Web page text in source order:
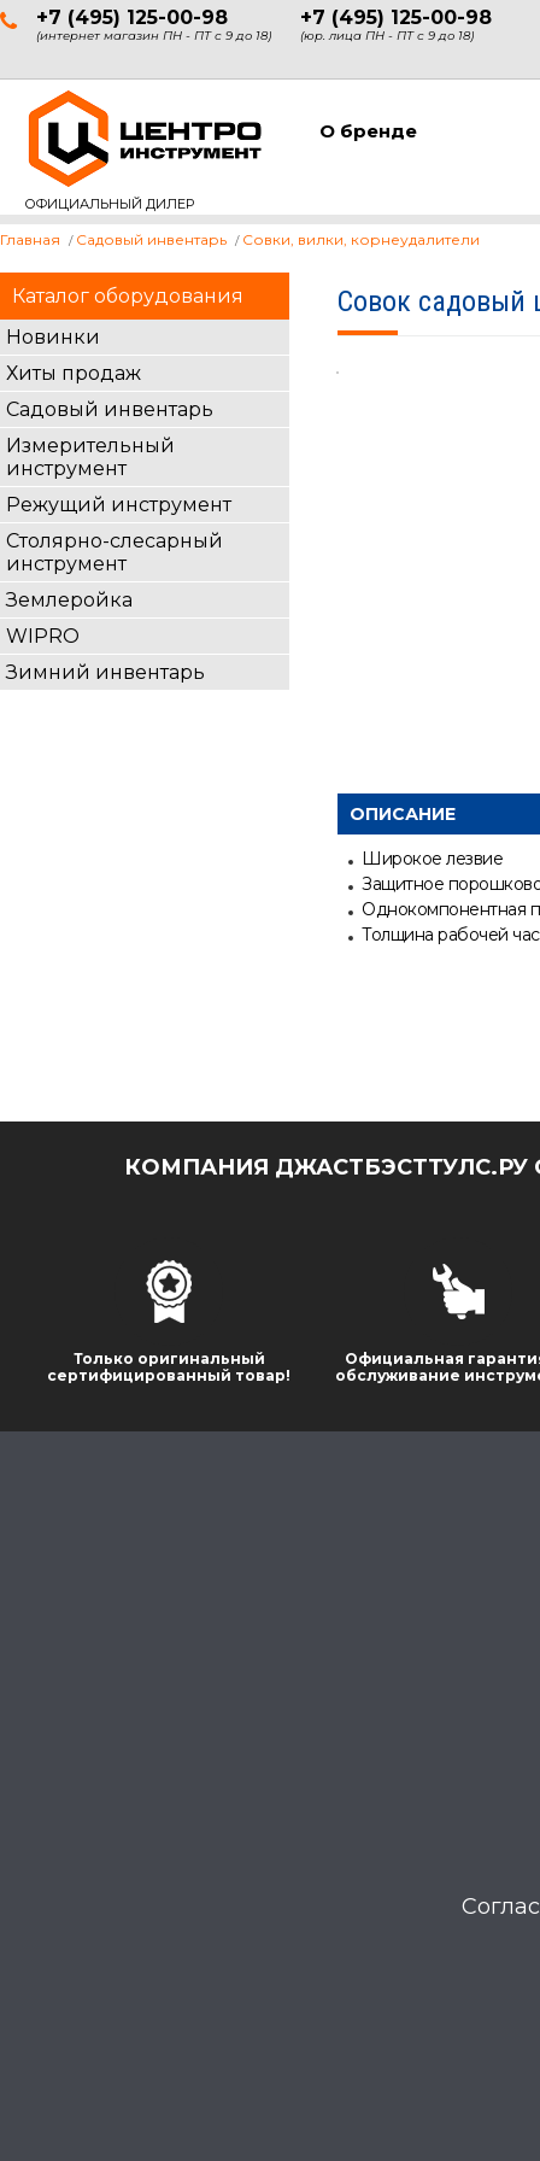
+7 (495) 125-00-98
(интернет магазин ПН - ПТ с 9 до 18)
+7 (495) 125-00-98
(юр. лица ПН - ПТ с 9 до 18)
ОФИЦИАЛЬНЫЙ ДИЛЕР
О бренде
Каталог оборудования
Новинки
Хиты продаж
Садовый инвентарь
Измерительный
инструмент
Режущий инструмент
Столярно-слесарный
инструмент
Землеройка
WIPRO
Зимний инвентарь
Главная Садовый инвентарь Совки, вилки, корнеудалители
Совок
ОПИСАНИЕ
Широкое лезвие
Защитное
Однокомпонентная
Толщина рабочей
КОМПАНИЯ
Только оригинальный
сертифицированный товар!
Официальная
обслуживание